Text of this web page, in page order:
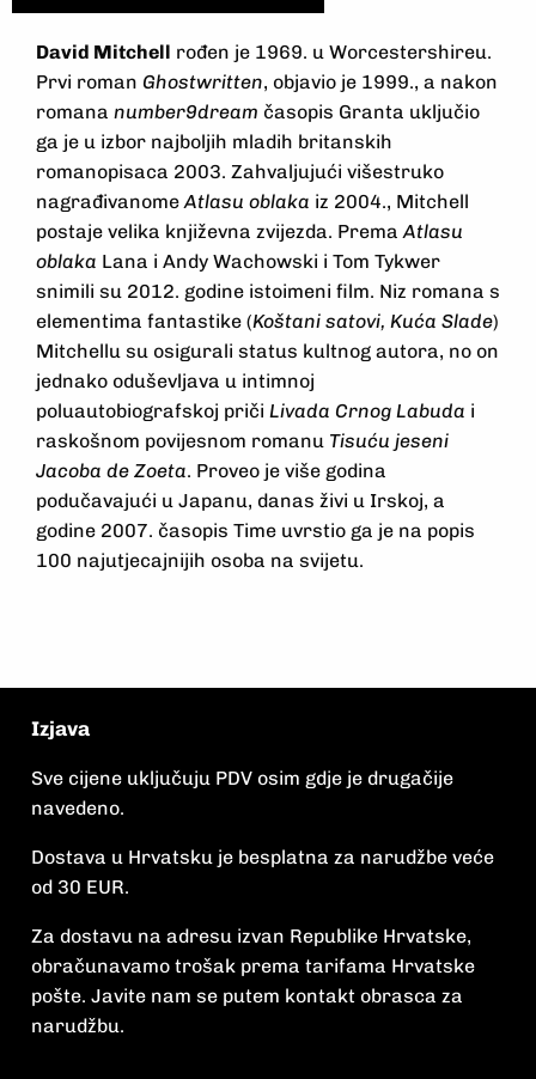
David Mitchell rođen je 1969. u Worcestershireu.
Prvi roman Ghostwritten, objavio je 1999., a nakon
romana number9dream časopis Granta uključio
ga je u izbor najboljih mladih britanskih
romanopisaca 2003. Zahvaljujući višestruko
nagrađivanome Atlasu oblaka iz 2004., Mitchell
postaje velika književna zvijezda. Prema Atlasu
oblaka Lana i Andy Wachowski i Tom Tykwer
snimili su 2012. godine istoimeni film. Niz romana s
elementima fantastike (Koštani satovi, Kuća Slade)
Mitchellu su osigurali status kultnog autora, no on
jednako oduševljava u intimnoj
poluautobiografskoj priči Livada Crnog Labuda i
raskošnom povijesnom romanu Tisuću jeseni
Jacoba de Zoeta. Proveo je više godina
podučavajući u Japanu, danas živi u Irskoj, a
godine 2007. časopis Time uvrstio ga je na popis
100 najutjecajnijih osoba na svijetu.
Izjava
Sve cijene uključuju PDV osim gdje je drugačije
navedeno.
Dostava u Hrvatsku je besplatna za narudžbe veće
od 30 EUR.
Za dostavu na adresu izvan Republike Hrvatske,
obračunavamo trošak prema tarifama Hrvatske
pošte. Javite nam se putem kontakt obrasca za
narudžbu.